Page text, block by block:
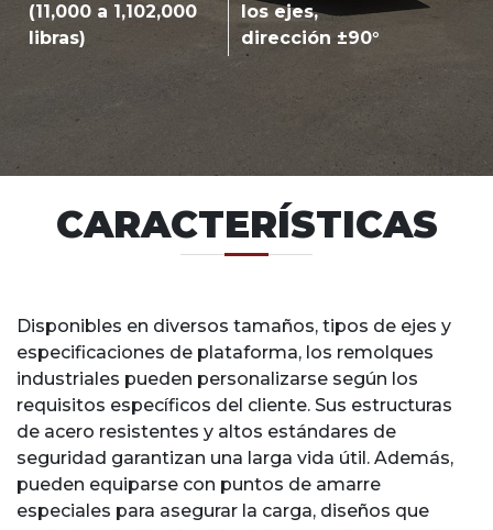
(11,000 a 1,102,000
libras)
los ejes,
dirección ±90°
CARACTERÍSTICAS
Disponibles en diversos tamaños, tipos de ejes y
especificaciones de plataforma, los remolques
industriales pueden personalizarse según los
requisitos específicos del cliente. Sus estructuras
de acero resistentes y altos estándares de
seguridad garantizan una larga vida útil. Además,
pueden equiparse con puntos de amarre
especiales para asegurar la carga, diseños que